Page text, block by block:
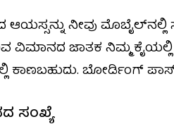
ನೀವು
ವಿಮಾನದ ಜಾತಕ ನಿಮ್ಮ
ಕಾಣಬಹುದು. ಬೋರ್ಡಿಂಗ್
ಸಂಖ್ಯೆ